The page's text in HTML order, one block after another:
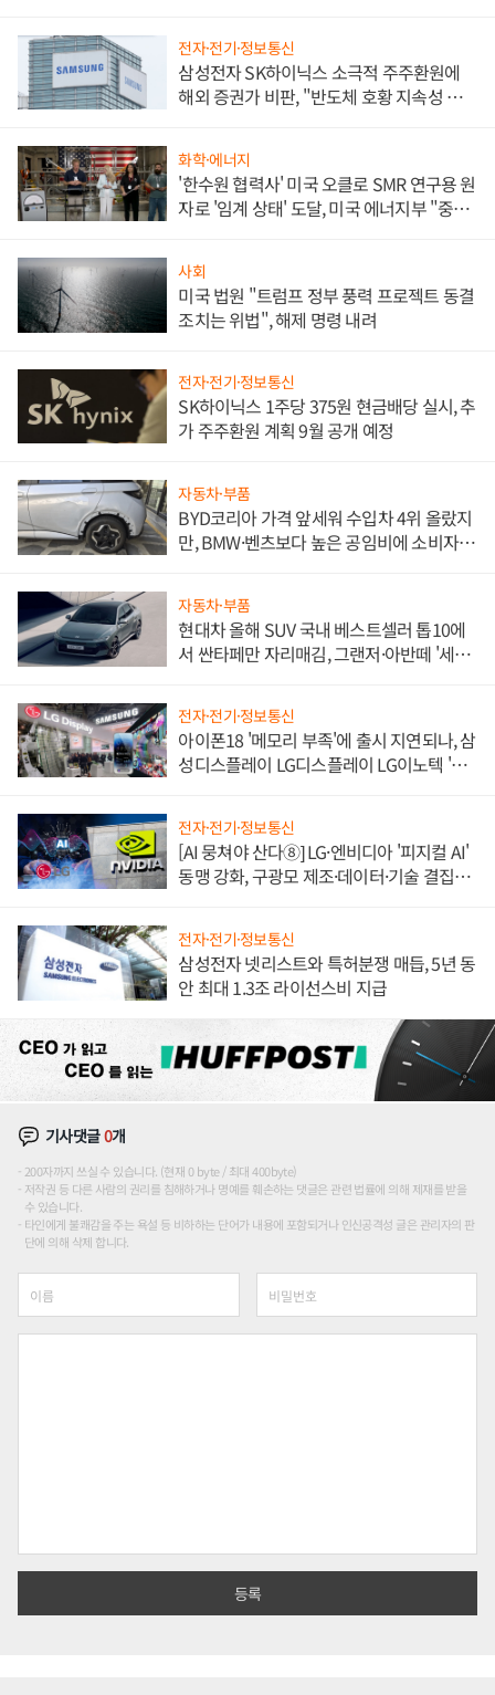
전자·전기·정보통신
삼성전자 SK하이닉스 소극적 주주환원에
해외 증권가 비판, "반도체 호황 지속성 의
화학·에너지
'한수원 협력사' 미국 오클로 SMR 연구용 원
자로 '임계 상태' 도달, 미국 에너지부 "중요
사회
미국 법원 "트럼프 정부 풍력 프로젝트 동결
조치는 위법", 해제 명령 내려
전자·전기·정보통신
SK하이닉스 1주당 375원 현금배당 실시, 추
가 주주환원 계획 9월 공개 예정
자동차·부품
BYD코리아 가격 앞세워 수입차 4위 올랐지
만, BMW·벤츠보다 높은 공임비에 소비자
자동차·부품
현대차 올해 SUV 국내 베스트셀러 톱10에
서 싼타페만 자리매김, 그랜저·아반떼 '세단
전자·전기·정보통신
아이폰18 '메모리 부족'에 출시 지연되나, 삼
성디스플레이 LG디스플레이 LG이노텍 '탈
전자·전기·정보통신
[AI 뭉쳐야 산다⑧] LG·엔비디아 '피지컬 AI'
동맹 강화, 구광모 제조·데이터·기술 결집
전자·전기·정보통신
삼성전자 넷리스트와 특허분쟁 매듭, 5년 동
안 최대 1.3조 라이선스비 지급
기사댓글0개
200자까지 쓰실 수 있습니다. (현재 0 byte / 최대 400byte)
저작권 등 다른 사람의 권리를 침해하거나 명예를 훼손하는 댓글은 관련 법률에 의해 제재를 받을
수 있습니다.
타인에게 불쾌감을 주는 욕설 등 비하하는 단어가 내용에 포함되거나 인신공격성 글은 관리자의 판
단에 의해 삭제 합니다.